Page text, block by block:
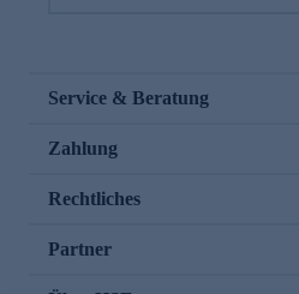
Service & Beratung
Zahlung
Rechtliches
Partner